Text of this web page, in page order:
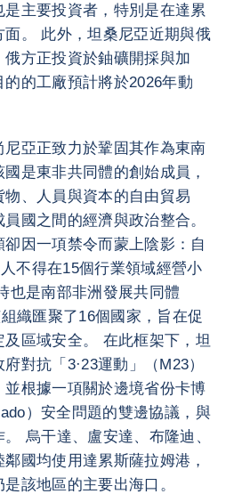
主要投資者，特別是在達累
。 此外，坦桑尼亞近期與俄
方正投資於鈾礦開採與加
的工廠預計將於2026年動
亞正致力於鞏固其作為東南
是東非共同體的創始成員，
、人員與資本的自由貿易
國之間的經濟與政治整合。
因一項禁令而蒙上陰影：自
不得在15個行業領域經營小
也是南部非洲發展共同體
織匯聚了16個國家，旨在促
區域安全。 在此框架下，坦
對抗「3·23運動」（M23）
根據一項關於邊境省份卡博
）安全問題的雙邊協議，與
烏干達、盧安達、布隆迪、
國均使用達累斯薩拉姆港，
該地區的主要出海口。